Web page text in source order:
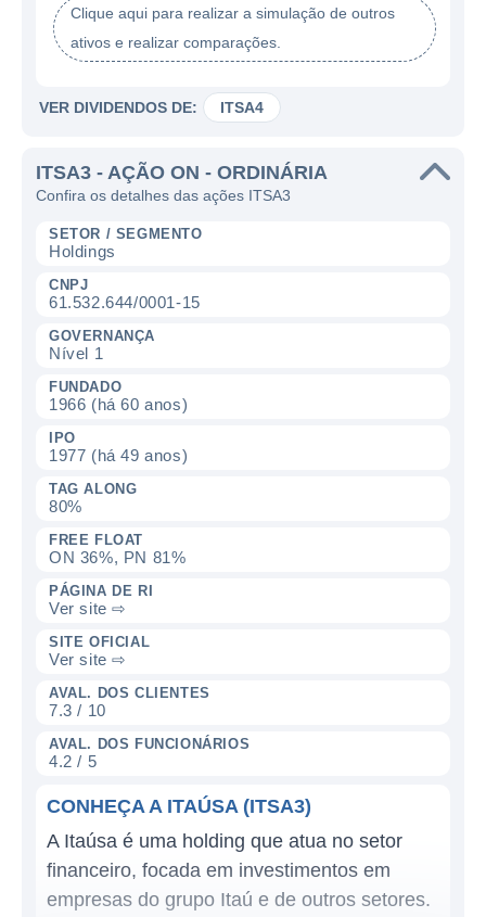
Clique aqui para realizar a simulação de outros
ativos e realizar comparações.
VER DIVIDENDOS DE: ITSA4
ITSA3 - AÇÃO ON - ORDINÁRIA
Confira os detalhes das ações ITSA3
SETOR / SEGMENTO
Holdings
CNPJ
61.532.644/0001-15
GOVERNANÇA
Nível 1
FUNDADO
1966 (há 60 anos)
IPO
1977 (há 49 anos)
TAG ALONG
80%
FREE FLOAT
ON 36%, PN 81%
PÁGINA DE RI
Ver site ⇨
SITE OFICIAL
Ver site ⇨
AVAL. DOS CLIENTES
7.3 / 10
AVAL. DOS FUNCIONÁRIOS
4.2 / 5
CONHEÇA A ITAÚSA (ITSA3)
A Itaúsa é uma holding que atua no setor
financeiro, focada em investimentos em
empresas do grupo Itaú e de outros setores.